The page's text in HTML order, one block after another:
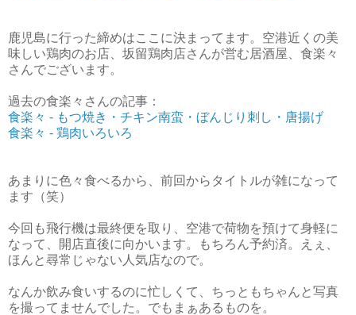
鹿児島に行った締めはここに決まってます。空港近くの美
味しい鶏肉のお店、坂留鶏肉店さんが営む居酒屋、食楽々
さんでございます。
過去の食楽々さんの記事：
食楽々 - もつ焼き・チキン南蛮・ぼんじり刺し・唐揚げ
食楽々 - 鶏肉いろいろ
あまりに色々食べるから、前回からタイトルが雑になって
ます（笑）
今回も飛行機は最終便を取り、空港で荷物を預けて身軽に
なって、開店直後に向かいます。もちろん予約済。えぇ、
ほんと尋常じゃない人気店なので。
なんか飲み食いするのに忙しくて、ちっともちゃんと写真
を撮ってませんでした。でもまぁあるものを。